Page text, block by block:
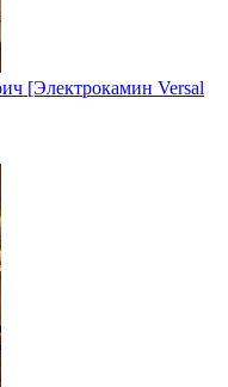
[Электрокамин Versal